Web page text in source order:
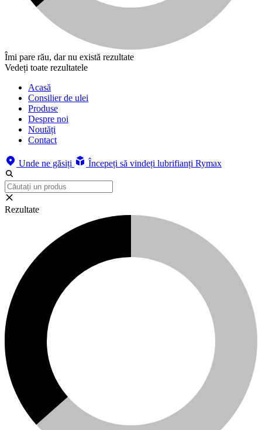
Îmi pare rău, dar nu există rezultate
Vedeți toate rezultatele
Acasă
Consilier de ulei
Produse
Despre noi
Noutăți
Contact
Unde ne găsiți Începeți să vindeți lubrifianți Rymax
Rezultate